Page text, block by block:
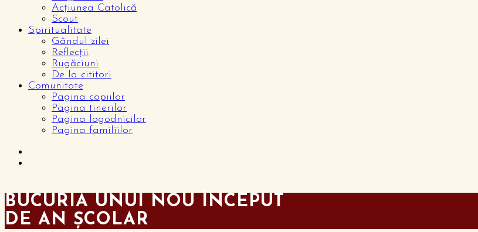
Acțiunea Catolică
Scout
Spiritualitate
Gândul zilei
Reflecții
Rugăciuni
De la cititori
Comunitate
Pagina copiilor
Pagina tinerilor
Pagina logodnicilor
Pagina familiilor
BUCURIA UNUI NOU ÎNCEPUT
DE AN ŞCOLAR